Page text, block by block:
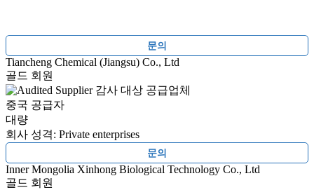
문의
Tiancheng Chemical (Jiangsu) Co., Ltd
골드 회원
감사 대상 공급업체
중국 공급자
대량
회사 성격: Private enterprises
문의
Inner Mongolia Xinhong Biological Technology Co., Ltd
골드 회원